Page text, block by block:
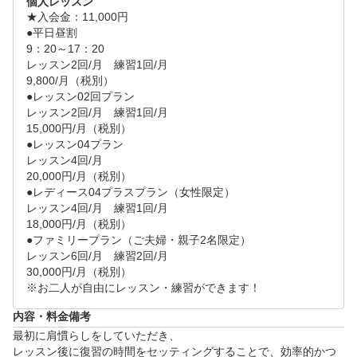
んのでご理解くださいませ。
★入会金：11,000円
●平日昼割
9：20～17：20
レッスン2回/月　練習1回/月
9,800/月（税別）
●レッスン02回プラン
レッスン2回/月　練習1回/月
15,000円/月（税別）
●レッスン04プラン
レッスン4回/月
20,000円/月（税別）
●レディース04プラスプラン（女性限定）
レッスン4回/月　練習1回/月
18,000円/月（税別）
●ファミリープラン（ご夫婦・親子2名限定）
レッスン6回/月　練習2回/月
30,000円/月（税別）
※お二人が自由にレッスン・練習ができます！
内容・料金備考
最初に肩慣らしをしていただき、
レッスン後に復習の時間をセッティングすることで、効率的かつ